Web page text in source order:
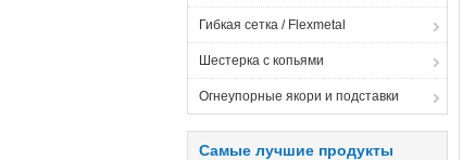
Гибкая сетка / Flexmetal
Шестерка с копьями
Огнеупорные якори и подставки
Самые лучшие продукты